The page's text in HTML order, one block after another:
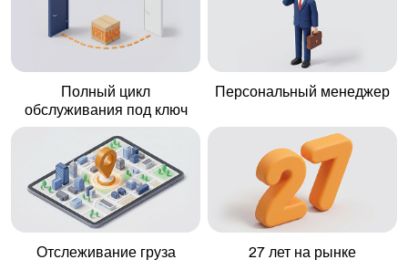
Полный цикл
обслуживания под ключ
Персональный менеджер
Отслеживание груза 27 лет на рынке